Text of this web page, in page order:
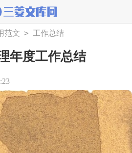
范文 > 工作总结
年度工作总结